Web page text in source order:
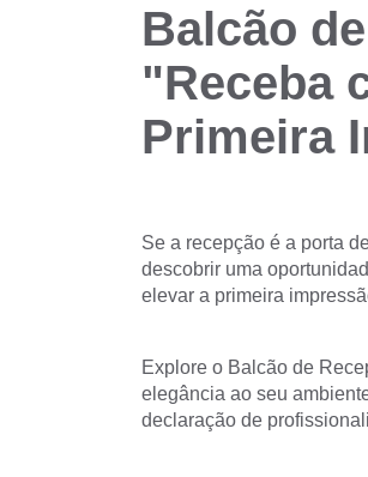
Balcão
"Receba
Primeira
Se a recepção é a porta
descobrir uma
elevar a primeira
Explore o Balcão de
elegância ao seu
declaração de